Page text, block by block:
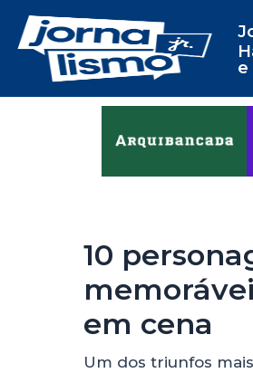
e
10
em cena
Um dos triunfos